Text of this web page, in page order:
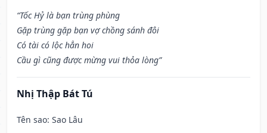
“Tốc Hỷ là bạn trùng phùng
Gặp trùng gặp bạn vợ chồng sánh đôi
Có tài có lộc hẳn hoi
Cầu gì cũng được mừng vui thỏa lòng”
Nhị Thập Bát Tú
Tên sao: Sao Lâu